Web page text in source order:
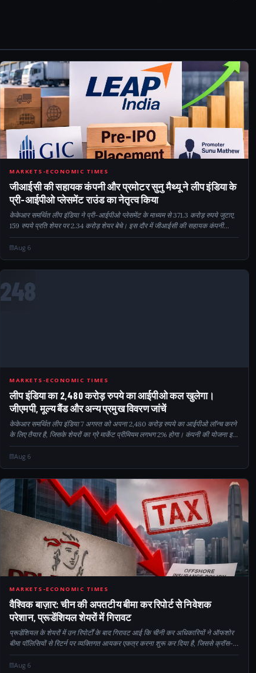
CM
MARKETS-ECONOMIC TIMES
जीआईसी की सहायक कंपनी और प्रमोटर सुनु मैथ्यू ने लीप इंडिया के
प्री-आईपीओ प्लेसमेंट राउंड का नेतृत्व किया
केकेआर समर्थित लीप इंडिया ने प्री-आईपीओ प्लेसमेंट के माध्यम से 371.3 करोड़ रुपये जुटाए,
159 रुपये प्रति शेयर पर 2.34 करोड़ शेयर बेचे। इस दौर में जीआईसी की सहायक कंपनी
गैमनैट पीटीई लिमिटेड, डायमन एशिया और प्रमोटर से जुड़े मैट्यास की भागीदारी देखी गई...
Aug 6
248
MARKETS-ECONOMIC TIMES
लीप इंडिया का 2,480 करोड़ रुपये का आईपीओ कल खुलेगा।
जीएमपी, मूल्य बैंड और अन्य प्रमुख विवरण जांचें
केकेआर समर्थित लीप इंडिया 7 अगस्त को अपना 2,480 करोड़ रुपये का आईपीओ लॉन्च करने
के लिए तैयार है, जिसके शेयरों का ग्रे मार्केट प्रीमियम लगभग 2% होगा। कंपनी की योजना इस
राशि का उपयोग कर्ज कम करने और अपनी बैलेंस शीट को मजबूत करने के लिए करने की है...
Aug 6
CM
MARKETS-ECONOMIC TIMES
वैश्विक बाज़ार: चीन की अपतटीय बीमा कर रिपोर्ट से निवेशक
परेशान, प्रूडेंशियल शेयरों में गिरावट
प्रूडेंशियल के शेयरों में उन रिपोर्टों के बाद गिरावट आई कि चीनी कर अधिकारियों ने ऑफशोर
बीमा पॉलिसियों से रिटर्न पर व्यक्तिगत आयकर एकत्र करना शुरू कर दिया है, जिससे क्रॉस-बी
की कड़ी नियामक निगरानी पर चिंता बढ़ गई है...
Aug 6